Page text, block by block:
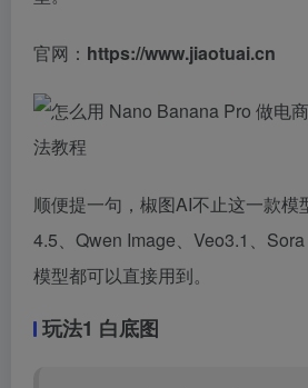
官网： https://www.jiaotuai.cn
顺便提一句，椒图AI不止这一款模
4.5、Qwen Image、Veo3.1、
模型都可以直接用到。
玩法1 白底图